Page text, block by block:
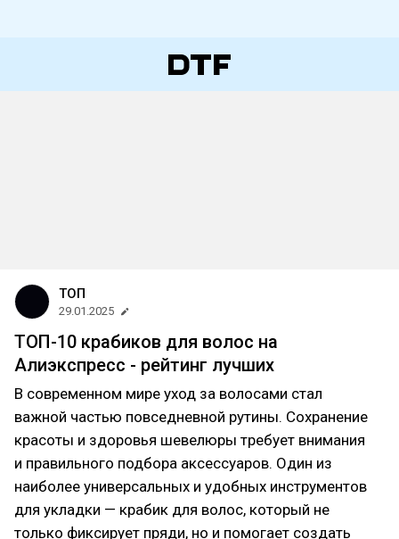
ТОП
29.01.2025
ТОП-10 крабиков для волос на
Алиэкспресс - рейтинг лучших
В современном мире уход за волосами стал
важной частью повседневной рутины. Сохранение
красоты и здоровья шевелюры требует внимания
и правильного подбора аксессуаров. Один из
наиболее универсальных и удобных инструментов
для укладки — крабик для волос, который не
только фиксирует пряди, но и помогает создать